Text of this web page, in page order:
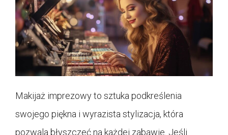
Makijaż imprezowy to sztuka podkreślenia
swojego piękna i wyrazista stylizacja, która
pozwala błyszczeć na każdej zabawie. Jeśli